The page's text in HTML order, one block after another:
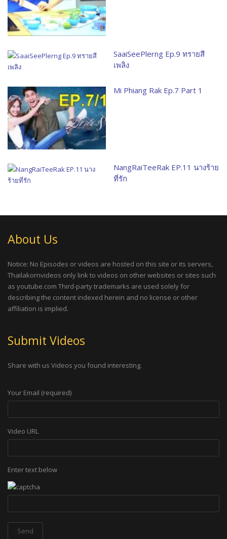
SaaiSeePlerng Ep.9 ทรายสี
เพลิง
Mi Phiang Rak Ep.7 Part 1
NangRaiTeeRak EP.11 นางร้าย
ที่รัก
About Us
Notice: No Episodes or videos are hosted on this site or its servers,
Thailakornvideos only link to videos on other websites or sites such
as youtube.com Third-party trademarks are used solely for
describing the content indexed herein and no license or other
affiliation is implied.
Submit Videos
Share with us Videos you found interesting.
Your Email (required)
Video URL
Enter text below